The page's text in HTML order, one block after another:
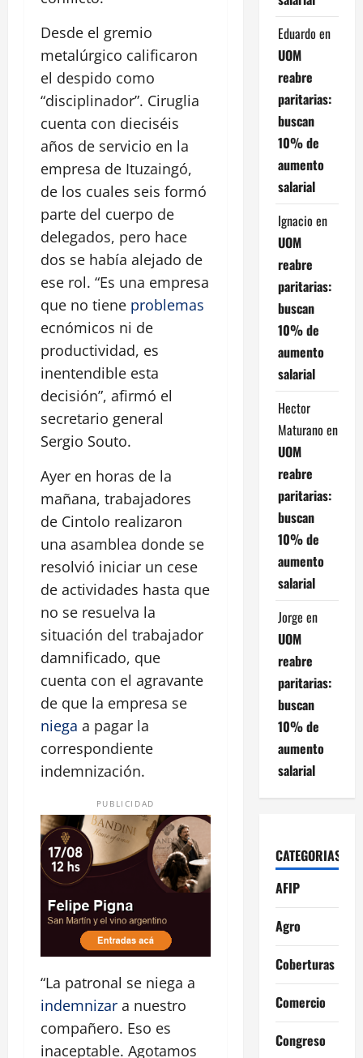
Desde el gremio
metalúrgico calificaron
el despido como
“disciplinador”. Ciruglia
cuenta con dieciséis
años de servicio en la
empresa de Ituzaingó,
de los cuales seis formó
parte del cuerpo de
delegados, pero hace
dos se había alejado de
ese rol. “Es una empresa
que no tiene problemas
ecnómicos ni de
productividad, es
inentendible esta
decisión”, afirmó el
secretario general
Sergio Souto.
Ayer en horas de la
mañana, trabajadores
de Cintolo realizaron
una asamblea donde se
resolvió iniciar un cese
de actividades hasta que
no se resuelva la
situación del trabajador
damnificado, que
cuenta con el agravante
de que la empresa se
niega a pagar la
correspondiente
indemnización.
PUBLICIDAD
“La patronal se niega a
indemnizar a nuestro
compañero. Eso es
inaceptable. Agotamos
Eduardo en
UOM
reabre
paritarias:
buscan
10% de
aumento
salarial
Ignacio en
UOM
reabre
paritarias:
buscan
10% de
aumento
salarial
Hector
Maturano en
UOM
reabre
paritarias:
buscan
10% de
aumento
salarial
Jorge en
UOM
reabre
paritarias:
buscan
10% de
aumento
salarial
CATEGORIAS
AFIP
Agro
Coberturas
Comercio
Congreso